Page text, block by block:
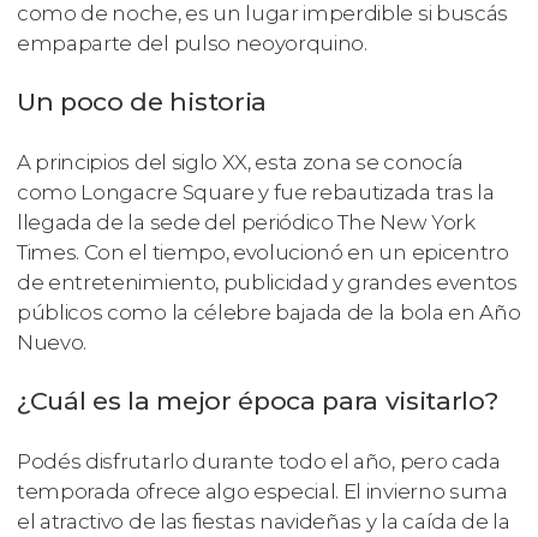
como de noche, es un lugar imperdible si buscás
empaparte del pulso neoyorquino.
Un poco de historia
A principios del siglo XX, esta zona se conocía
como Longacre Square y fue rebautizada tras la
llegada de la sede del periódico The New York
Times. Con el tiempo, evolucionó en un epicentro
de entretenimiento, publicidad y grandes eventos
públicos como la célebre bajada de la bola en Año
Nuevo.
¿Cuál es la mejor época para visitarlo?
Podés disfrutarlo durante todo el año, pero cada
temporada ofrece algo especial. El invierno suma
el atractivo de las fiestas navideñas y la caída de la